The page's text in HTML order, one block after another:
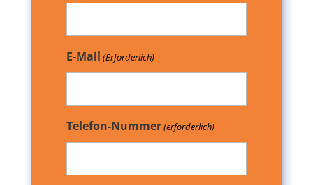
E-Mail (Erforderlich)
Telefon-Nummer(erforderlich)